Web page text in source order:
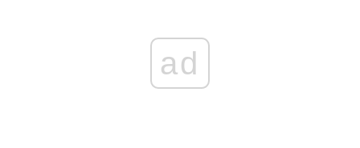
ad